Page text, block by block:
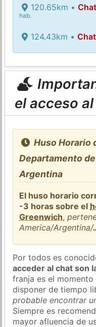
120.65km •
hab.
124.43km •
el acceso
Huso Horario
Departamento
Argentina
El huso horario
-3 horas sobre el
Greenwich,
America/Argentina/
Por todos es
acceder al chat son
franja es el momento
disponer de tiempo
probable encontrar
Siempre es
mayor afluencia de